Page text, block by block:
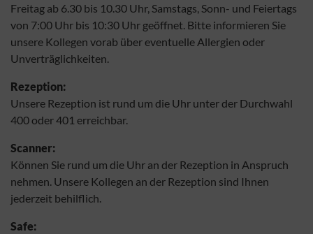
Freitag ab 6.30 bis 10.30 Uhr, Samstags, Sonn- und Feiertags
von 7:00 Uhr bis 10:30 Uhr geöffnet. Bitte informieren Sie
unsere Kollegen vorab über eventuelle Allergien oder
Unverträglichkeiten.
Rezeption:
Unsere Rezeption ist rund um die Uhr unter der Durchwahl
400 oder 401 erreichbar.
Scanner:
Können Sie rund um die Uhr an der Rezeption in Anspruch
nehmen. Unsere Kollegen an der Rezeption sind Ihnen
jederzeit behilflich.
Safe: